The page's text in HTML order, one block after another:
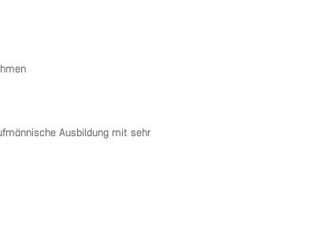
Ausbildung mit sehr